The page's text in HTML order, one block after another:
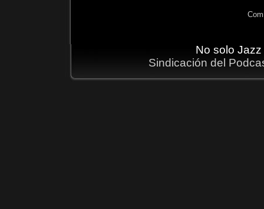
No solo
Sindicación del